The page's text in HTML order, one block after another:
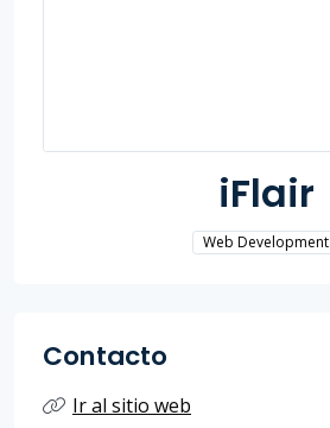
iFlair
Web Development
Contacto
Ir al sitio web